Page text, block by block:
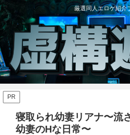
厳選同人エロゲ紹介
PR
寝取られ幼妻リアナ〜流
幼妻のHな日常〜